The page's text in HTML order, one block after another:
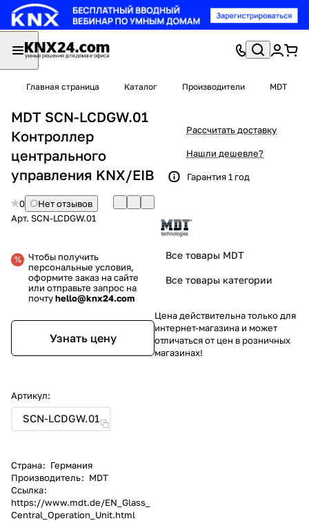
Главная страница Каталог Производители MDT
MDT SCN-LCDGW.01
Контроллер
центрального
управления KNX/EIB
0
Нет отзывов
Арт. SCN-LCDGW.01
Чтобы получить
персональные условия,
оформите заказ на сайте
или отправьте запрос на
почтуhello@knx24.com
Узнать цену
Артикул:
SCN-LCDGW.01
Страна: Германия
Производитель: MDT
Ссылка:
https://www.mdt.de/EN_Glass_
Central_Operation_Unit.html
Рассчитать доставку
Нашли дешевле?
Гарантия 1 год
Все товары MDT
Все товары категории
Цена действительна только для
интернет-магазина и может
отличаться от цен в розничных
магазинах!